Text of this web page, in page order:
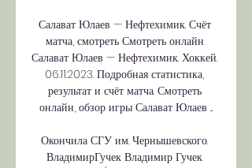
Салават Юлаев — Нефтехимик. Счёт
матча, смотреть Смотреть онлайн
Салават Юлаев — Нефтехимик. Хоккей.
06.11.2023. Подробная статистика,
результат и счёт матча. Смотреть
онлайн, обзор игры Салават Юлаев ...
Окончила СГУ им. Чернышевского.
ВладимирГучек Владимир Гучек